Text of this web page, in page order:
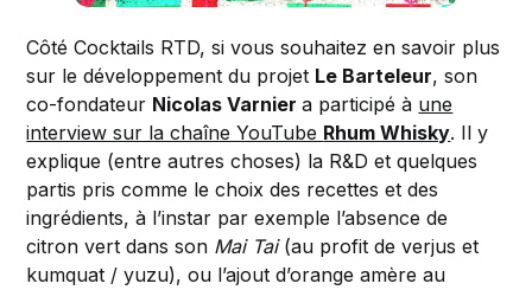
Côté Cocktails RTD, si vous souhaitez en savoir plus
sur le développement du projet Le Barteleur, son
co-fondateur Nicolas Varniera participé à une
interview sur la chaîne YouTube Rhum Whisky. Il y
explique (entre autres choses) la R&D et quelques
partis pris comme le choix des recettes et des
ingrédients, à l’instar par exemple l’absence de
citron vert dans son Mai Tai(au profit de verjus et
kumquat / yuzu), ou l’ajout d’orange amère au